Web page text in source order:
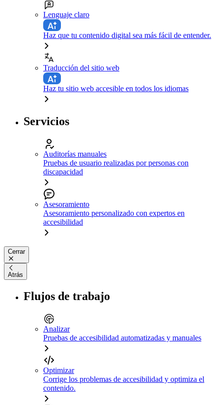
Lenguaje claro
Haz que tu contenido digital sea más fácil de entender.
Traducción del sitio web
Haz tu sitio web accesible en todos los idiomas
Servicios
Auditorías manuales
Pruebas de usuario realizadas por personas con
discapacidad
Asesoramiento
Asesoramiento personalizado con expertos en
accesibilidad
Cerrar
Atrás
Flujos de trabajo
Analizar
Pruebas de accesibilidad automatizadas y manuales
Optimizar
Corrige los problemas de accesibilidad y optimiza el
contenido.